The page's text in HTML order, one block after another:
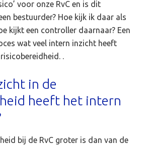
voor onze RvC en is dit
bestuurder? Hoe kijk ik daar als
kijkt een controller daarnaar? Een
wat veel intern inzicht heeft
.
in de
heeft het intern
bij de RvC groter is dan van de